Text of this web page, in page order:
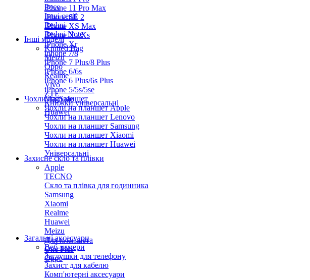
iPhone 11 Pro Max
iPhone SE 2
iPhone XS Max
iPhone X / Xs
iPhone Xr
iphone 7/8
iPhone 7 Plus/8 Plus
iPhone 6/6s
iPhone 6 Plus/6s Plus
iPhone 5/5s/5se
MagSafe
Poco
Інші серії
Redmi
Redmi Note
Інші моделі
Knitted Bag
Meizu
Oppo
Realme
Vivo
ZTE
Книжки універсальні
Huawei
Чохли на планшет
Чохли на планшет Apple
Чохли на планшет Lenovo
Чохли на планшет Samsung
Чохли на планшет Xiaomi
Чохли на планшет Huawei
Універсальні
Захисне скло та плівки
Apple
TECNO
Скло та плівка для годинника
Samsung
Xiaomi
Realme
Huawei
Meizu
Для планшета
One Plus
Oppo
Загальні аксесуари
Веб-камери
Заглушки для телефону
Захист для кабелю
Комп'ютерні аксесуари